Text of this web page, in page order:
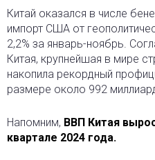
Китай оказался в числе
импорт США от
2,2% за январь-ноябрь.
Китая, крупнейшая в мире
накопила рекордный
размере около 992
Напомним, ВВП Китая
квартале 2024 года.